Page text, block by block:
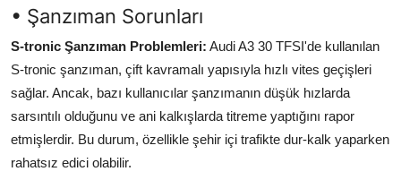
• Şanzıman Sorunları
S-tronic Şanzıman Problemleri: Audi A3 30 TFSI'de kullanılan
S-tronic şanzıman, çift kavramalı yapısıyla hızlı vites geçişleri
sağlar. Ancak, bazı kullanıcılar şanzımanın düşük hızlarda
sarsıntılı olduğunu ve ani kalkışlarda titreme yaptığını rapor
etmişlerdir. Bu durum, özellikle şehir içi trafikte dur-kalk yaparken
rahatsız edici olabilir.